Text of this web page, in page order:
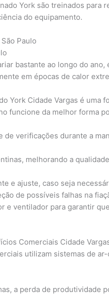
York são treinados para
do equipamento.
Paulo
bastante ao longo do
em épocas de calor
York Cidade Vargas é uma
funcione da melhor forma
de verificações durante a
melhorando a
e ajuste, caso seja
de possíveis falhas na
e ventilador para garantir
Comerciais Cidade
utilizam sistemas de
a perda de produtividade